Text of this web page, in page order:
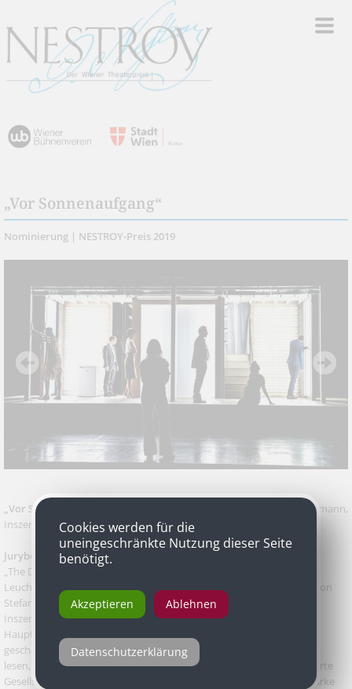
„Vor Sonnenaufgang“
Nominierung | NESTROY-Preis 2019
„Vor Sonnenaufgang“
von Ewald Palmetshofer nach Gerhart Hauptmann,
Inszenierung Georg Schmiedleitner, Stadttheater Klagenfurt
Jurybegründung
„The Doors“ geben den Rhythmus vor in diesem schmalen, von
Leuchtstoffröhren erhellten und mit Jalousien bestückten Pavillon von
Stefan Brandtmayr. Er hat für Georg Schmiedleitners Klagenfurter
Inszenierung von Ewald Palmetshofers Neudichtung von Gerhard
Hauptmanns "Vor Sonnenaufgang" einen modernen Schauplatz
geschaffen. Was sich hier abspielt, lässt sich als Mittelstandstragödie
lesen, als Familienaufstellung oder als Parabel auf eine entsolidarisierte
Gesellschaft – in jedem Fall ist es ein packender Abend, der seine Stärke
Cookies werden für die
uneingeschränkte Nutzung dieser Seite
benötigt.
Akzeptieren Ablehnen
Datenschutzerklärung